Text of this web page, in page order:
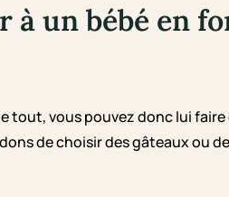
à un bébé en
tout, vous pouvez donc lui
de choisir des gâteaux ou